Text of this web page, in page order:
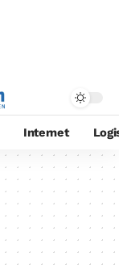
Internet